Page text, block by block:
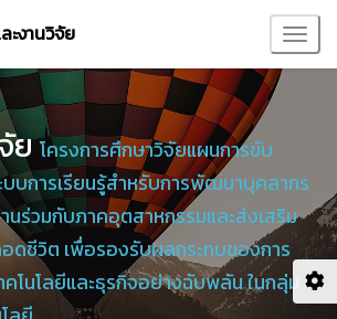
ะงานวิจัย
ยโครงการศึกษาวิจัยแผนการขับ
บบการเรียนรู้สำหรับการพัฒนาบุคลากร
นร่วมกับภาคอุตสาหกรรมและส่งเสริม
ดชีวิต เพื่อรองรับผลกระทบของการ
โนโลยีและธุรกิจอย่างฉับพลัน ในกลุ่ม